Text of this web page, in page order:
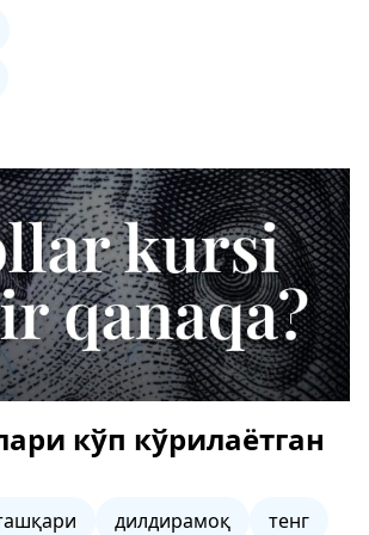
кўп кўрилаётган
дилдирамоқ
тенг